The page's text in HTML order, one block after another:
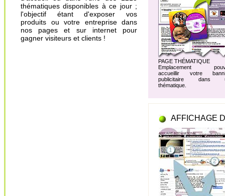
thématiques disponibles à ce jour ;
l'objectif étant d'exposer vos
produits ou votre entreprise dans
nos pages et sur internet pour
gagner visiteurs et clients !
PAGE THÉMATIQUE
Emplacement
accueillir votre
publicitaire dans
thématique.
AFFICHAGE